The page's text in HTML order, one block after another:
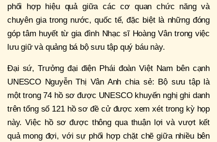
phối hợp hiệu quả giữa các cơ quan chức năng và
chuyên gia trong nước, quốc tế, đặc biệt là những đóng
góp tâm huyết từ gia đình Nhạc sĩ Hoàng Vân trong việc
lưu giữ và quảng bá bộ sưu tập quý báu này.
Đại sứ, Trưởng đại điện Phái đoàn Việt Nam bên cạnh
UNESCO Nguyễn Thị Vân Anh chia sẻ: Bộ sưu tập là
một trong 74 hồ sơ được UNESCO khuyến nghị ghi danh
trên tổng số 121 hồ sơ đề cử được xem xét trong kỳ họp
này. Việc hồ sơ được thông qua thuận lợi và vượt kết
quả mong đợi, với sự phối hợp chặt chẽ giữa nhiều bên